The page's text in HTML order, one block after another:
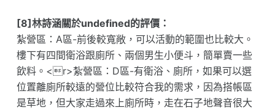
[8]林詩涵關於undefined的評價：
紮營區：A區-前後較寬敞，可以活動的範圍也比較大。
樓下有四間衛浴跟廁所、兩個男生小便斗，簡單賣一些
飲料。<r>紮營區：D區-有衛浴、廁所，如果可以選
位置離廁所較遠的營位比較符合我的需求，因為搭帳區
是草地，但大家走過來上廁所時，走在石子地聲音很大